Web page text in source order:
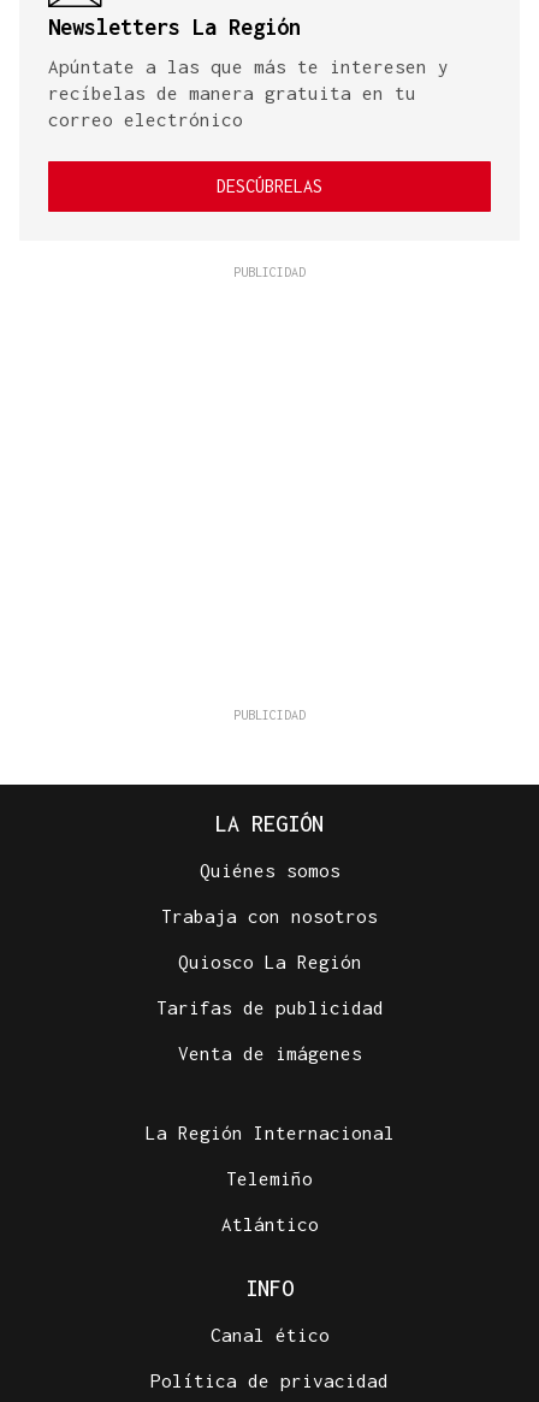
Newsletters La Región
Apúntate a las que más te interesen y
recíbelas de manera gratuita en tu
correo electrónico
DESCÚBRELAS
LA REGIÓN
Quiénes somos
Trabaja con nosotros
Quiosco La Región
Tarifas de publicidad
Venta de imágenes
La Región Internacional
Telemiño
Atlántico
INFO
Canal ético
Política de privacidad